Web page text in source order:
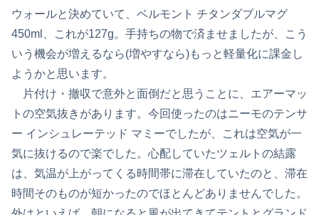
ウォールと決めていて、ベルモント チタンダブルマグ
450ml、これが127g。手持ちの物で済ませましたが、こう
いう機会が増えるなら(増やすなら)もっと軽量化に課金し
ようかと思います。
片付け・撤収で意外と面倒だと思うことに、エアーマッ
トの空気抜きがあります。今回使ったのはニーモのテンサ
ー インシュレーテッド マミーでしたが、これは空気が一
気に抜けるので楽でした。心配していたツェルトの結露
は、気温が上がってくる時間帯に滞在していたのと、滞在
時間そのものが短かったのでほとんどありませんでした。